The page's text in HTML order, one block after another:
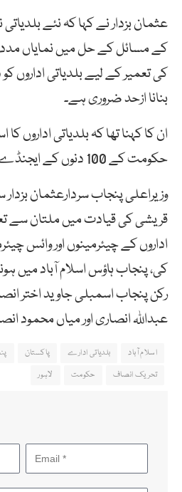
عثمان بزدار نے کہا کہ نئے
کے مسائل کے حل میں نمایاں
کی تعمیر کے لیے بلدیاتی
بنانا ازحد ضروری ہے۔
ان کا کہنا تھا کہ بلدیاتی اداروں
حکومت کے 100 دنوں کے ایجنڈے کا اہم نقطہ ہے۔
وزیراعلی پنجاب سردارعثمان
قریشی کی قیادت میں ملتان سے
اداروں کے چیئرمینوں اور وائس
کی، پنجاب ہاؤس اسلام آباد میں
رکن پنجاب اسمبلی جاوید اختر
عبداللہ انصاری اور میاں محمود
اسلام آباد بلدیاتی ادارے پاکستان
تحریک انصاف
حکومت لاہور